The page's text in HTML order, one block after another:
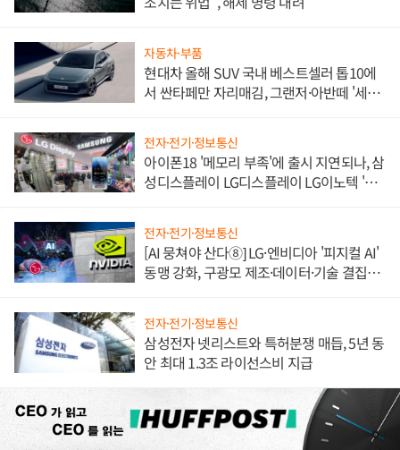
자동차·부품
현대차 올해 SUV 국내 베스트셀러 톱10에
서 싼타페만 자리매김, 그랜저·아반떼 '세단
전자·전기·정보통신
아이폰18 '메모리 부족'에 출시 지연되나, 삼
성디스플레이 LG디스플레이 LG이노텍 '탈
전자·전기·정보통신
[AI 뭉쳐야 산다⑧] LG·엔비디아 '피지컬 AI'
동맹 강화, 구광모 제조·데이터·기술 결집
전자·전기·정보통신
삼성전자 넷리스트와 특허분쟁 매듭, 5년 동
안 최대 1.3조 라이선스비 지급